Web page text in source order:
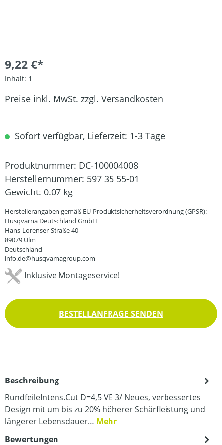
9,22 €*
Inhalt: 1
Preise inkl. MwSt. zzgl. Versandkosten
Sofort verfügbar, Lieferzeit: 1-3 Tage
Produktnummer: DC-100004008
Herstellernummer: 597 35 55-01
Gewicht: 0.07 kg
Herstellerangaben gemäß EU-Produktsicherheitsverordnung (GPSR):
Husqvarna Deutschland GmbH
Hans-Lorenser-Straße 40
89079 Ulm
Deutschland
info.de@husqvarnagroup.com
Inklusive Montageservice!
BESTELLANFRAGE SENDEN
Beschreibung
RundfeileIntens.Cut D=4,5 VE 3/ Neues, verbessertes
Design mit um bis zu 20% höherer Schärfleistung und
längerer Lebensdauer… Mehr
Bewertungen